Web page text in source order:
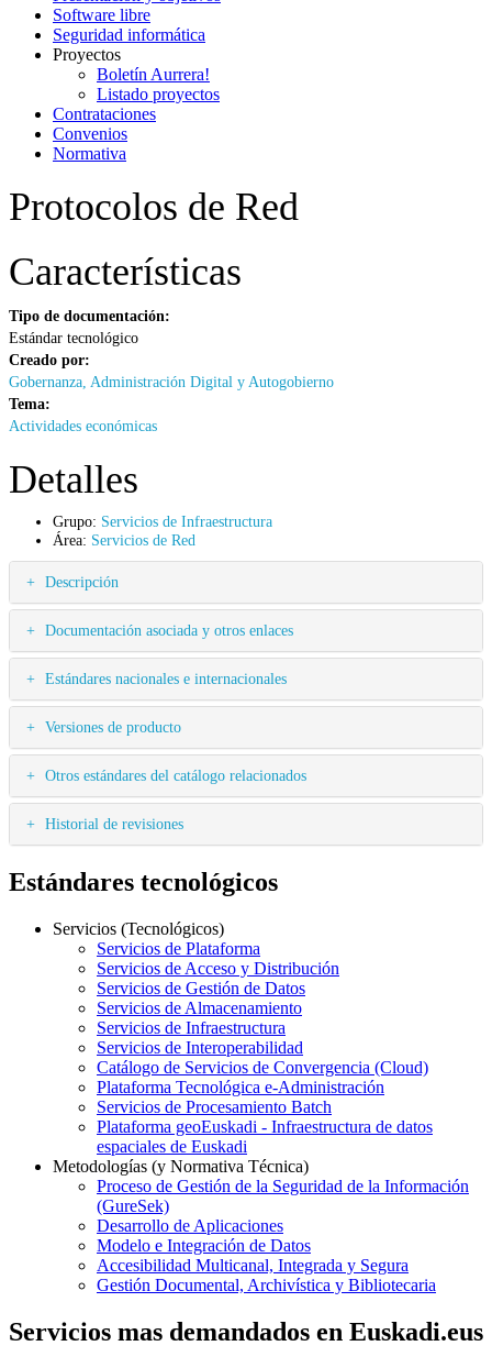
Software libre
Seguridad informática
Proyectos
Boletín Aurrera!
Listado proyectos
Contrataciones
Convenios
Normativa
Protocolos de Red
Características
Tipo de documentación:
Estándar tecnológico
Creado por:
Gobernanza, Administración Digital y Autogobierno
Tema:
Actividades económicas
Detalles
Grupo: Servicios de Infraestructura
Área: Servicios de Red
Descripción
Documentación asociada y otros enlaces
Estándares nacionales e internacionales
Versiones de producto
Otros estándares del catálogo relacionados
Historial de revisiones
Estándares tecnológicos
Servicios (Tecnológicos)
Servicios de Plataforma
Servicios de Acceso y Distribución
Servicios de Gestión de Datos
Servicios de Almacenamiento
Servicios de Infraestructura
Servicios de Interoperabilidad
Catálogo de Servicios de Convergencia (Cloud)
Plataforma Tecnológica e-Administración
Servicios de Procesamiento Batch
Plataforma geoEuskadi - Infraestructura de datos
espaciales de Euskadi
Metodologías (y Normativa Técnica)
Proceso de Gestión de la Seguridad de la Información
(GureSek)
Desarrollo de Aplicaciones
Modelo e Integración de Datos
Accesibilidad Multicanal, Integrada y Segura
Gestión Documental, Archivística y Bibliotecaria
Servicios mas demandados en Euskadi.eus